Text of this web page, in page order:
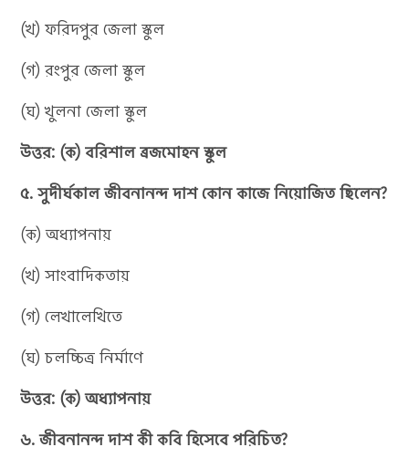
(খ) ফরিদপুর জেলা স্কুল
(গ) রংপুর জেলা স্কুল
(ঘ) খুলনা জেলা স্কুল
উত্তর: (ক) বরিশাল ব্রজমোহন স্কুল
৫. সুদীর্ঘকাল জীবনানন্দ দাশ কোন কাজে নিয়োজিত ছিলেন?
(ক) অধ্যাপনায়
(খ) সাংবাদিকতায়
(গ) লেখালেখিতে
(ঘ) চলচ্চিত্র নির্মাণে
উত্তর: (ক) অধ্যাপনায়
৬. জীবনানন্দ দাশ কী কবি হিসেবে পরিচিত?